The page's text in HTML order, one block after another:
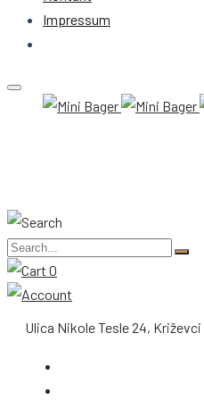
Impressum
0
Ulica Nikole Tesle 24, Križevci